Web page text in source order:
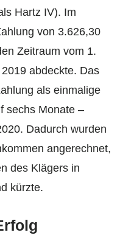
Hartz IV). Im
von 3.626,30
Zeitraum vom 1.
abdeckte. Das
als einmalige
sechs Monate –
Dadurch wurden
angerechnet,
des Klägers in
kürzte.